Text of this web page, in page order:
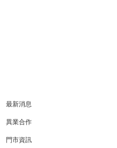
最新消息
異業合作
門市資訊